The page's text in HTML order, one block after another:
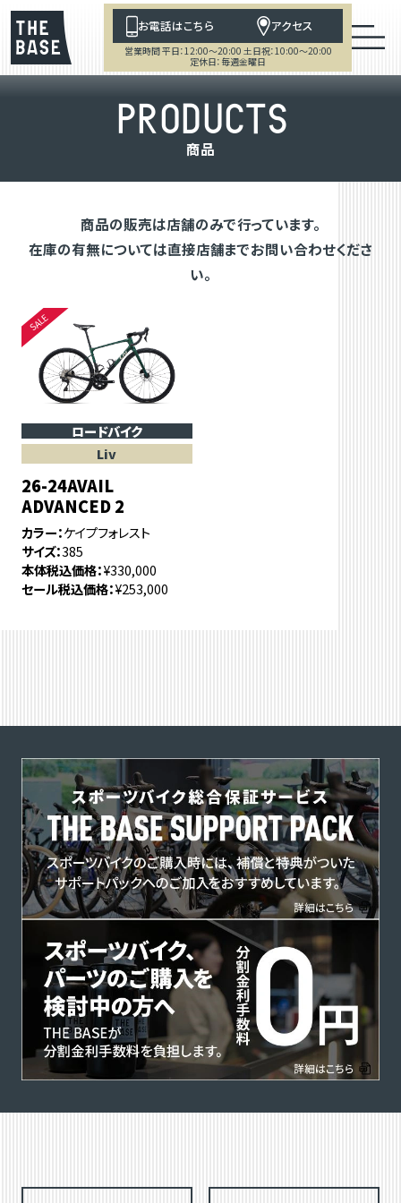
お電話はこちら アクセス
営業時間 平日：12:00～20:00 土日祝：10:00～20:00
定休日：毎週金曜日
PRODUCTS
商品
商品の販売は店舗のみで行っています。
在庫の有無については直接店舗までお問い合わせくださ
い。
ロードバイク
Liv
26-24AVAIL
ADVANCED 2
カラー ケイプフォレスト
サイズ 385
本体税込価格 ¥330,000
セール税込価格 ¥253,000